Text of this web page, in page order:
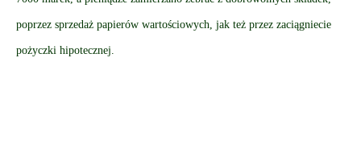
poprzez sprzedaż papierów wartościowych, jak też przez zaciągniecie
pożyczki hipotecznej.